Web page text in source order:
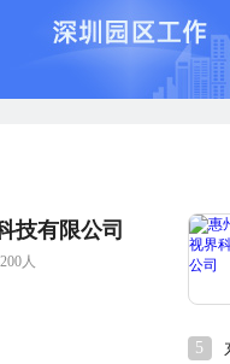
技有限公司
人
5